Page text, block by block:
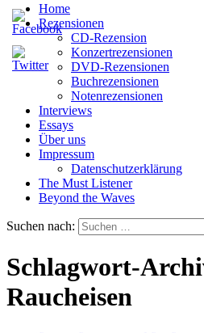
Home
Rezensionen
CD-Rezension
Konzertrezensionen
DVD-Rezensionen
Buchrezensionen
Notenrezensionen
Interviews
Essays
Über uns
Impressum
Datenschutzerklärung
The Must Listener
Beyond the Waves
Suchen nach:
Schlagwort-
Raucheisen